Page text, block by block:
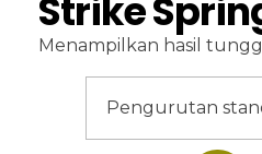
Strike
Menampilkan hasil